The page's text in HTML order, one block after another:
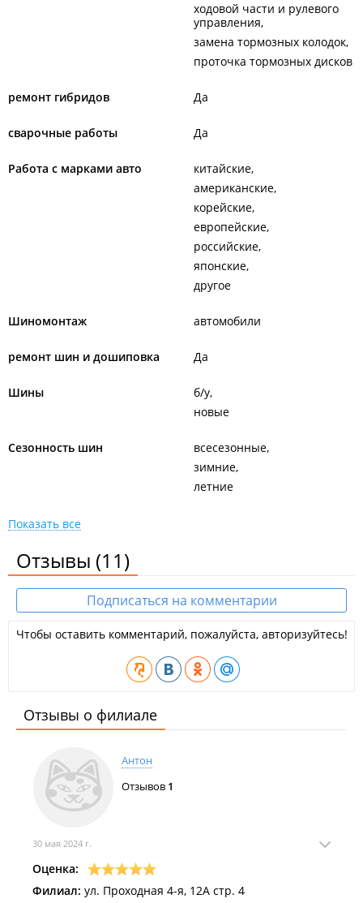
ходовой части и рулевого
управления
замена тормозных колодок
проточка тормозных дисков
ремонт гибридов Да
сварочные работы Да
Работа с марками авто
китайские
американские
корейские
европейские
российские
японские
другое
Шиномонтаж автомобили
ремонт шин и дошиповка Да
Шины
б/у
новые
Сезонность шин
всесезонные
зимние
летние
Показать все
Отзывы (11)
Подписаться на комментарии
Чтобы оставить комментарий, пожалуйста, авторизуйтесь!
Отзывы о филиале
Антон
Отзывов 1
30 мая 2024 г.
Оценка:
Филиал: ул. Проходная 4-я, 12А стр. 4